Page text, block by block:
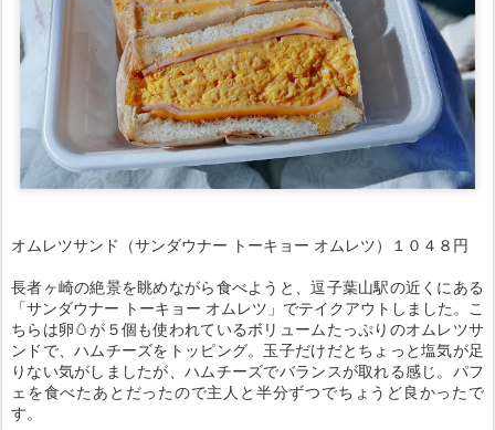
オムレツサンド（サンダウナー トーキョー オムレツ）１０４８円
長者ヶ崎の絶景を眺めながら食べようと、逗子葉山駅の近くにある
「サンダウナー トーキョー オムレツ」でテイクアウトしました。こ
ちらは卵🥚が５個も使われているボリュームたっぷりのオムレツサ
ンドで、ハムチーズをトッピング。玉子だけだとちょっと塩気が足
りない気がしましたが、ハムチーズでバランスが取れる感じ。パフ
ェを食べたあとだったので主人と半分ずつでちょうど良かったで
す。